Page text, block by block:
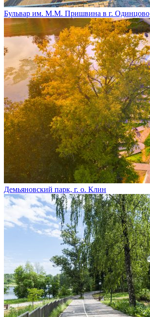
Бульвар им. М.М. Пришвина в г. Одинцово
Демьяновский парк, г. о. Клин